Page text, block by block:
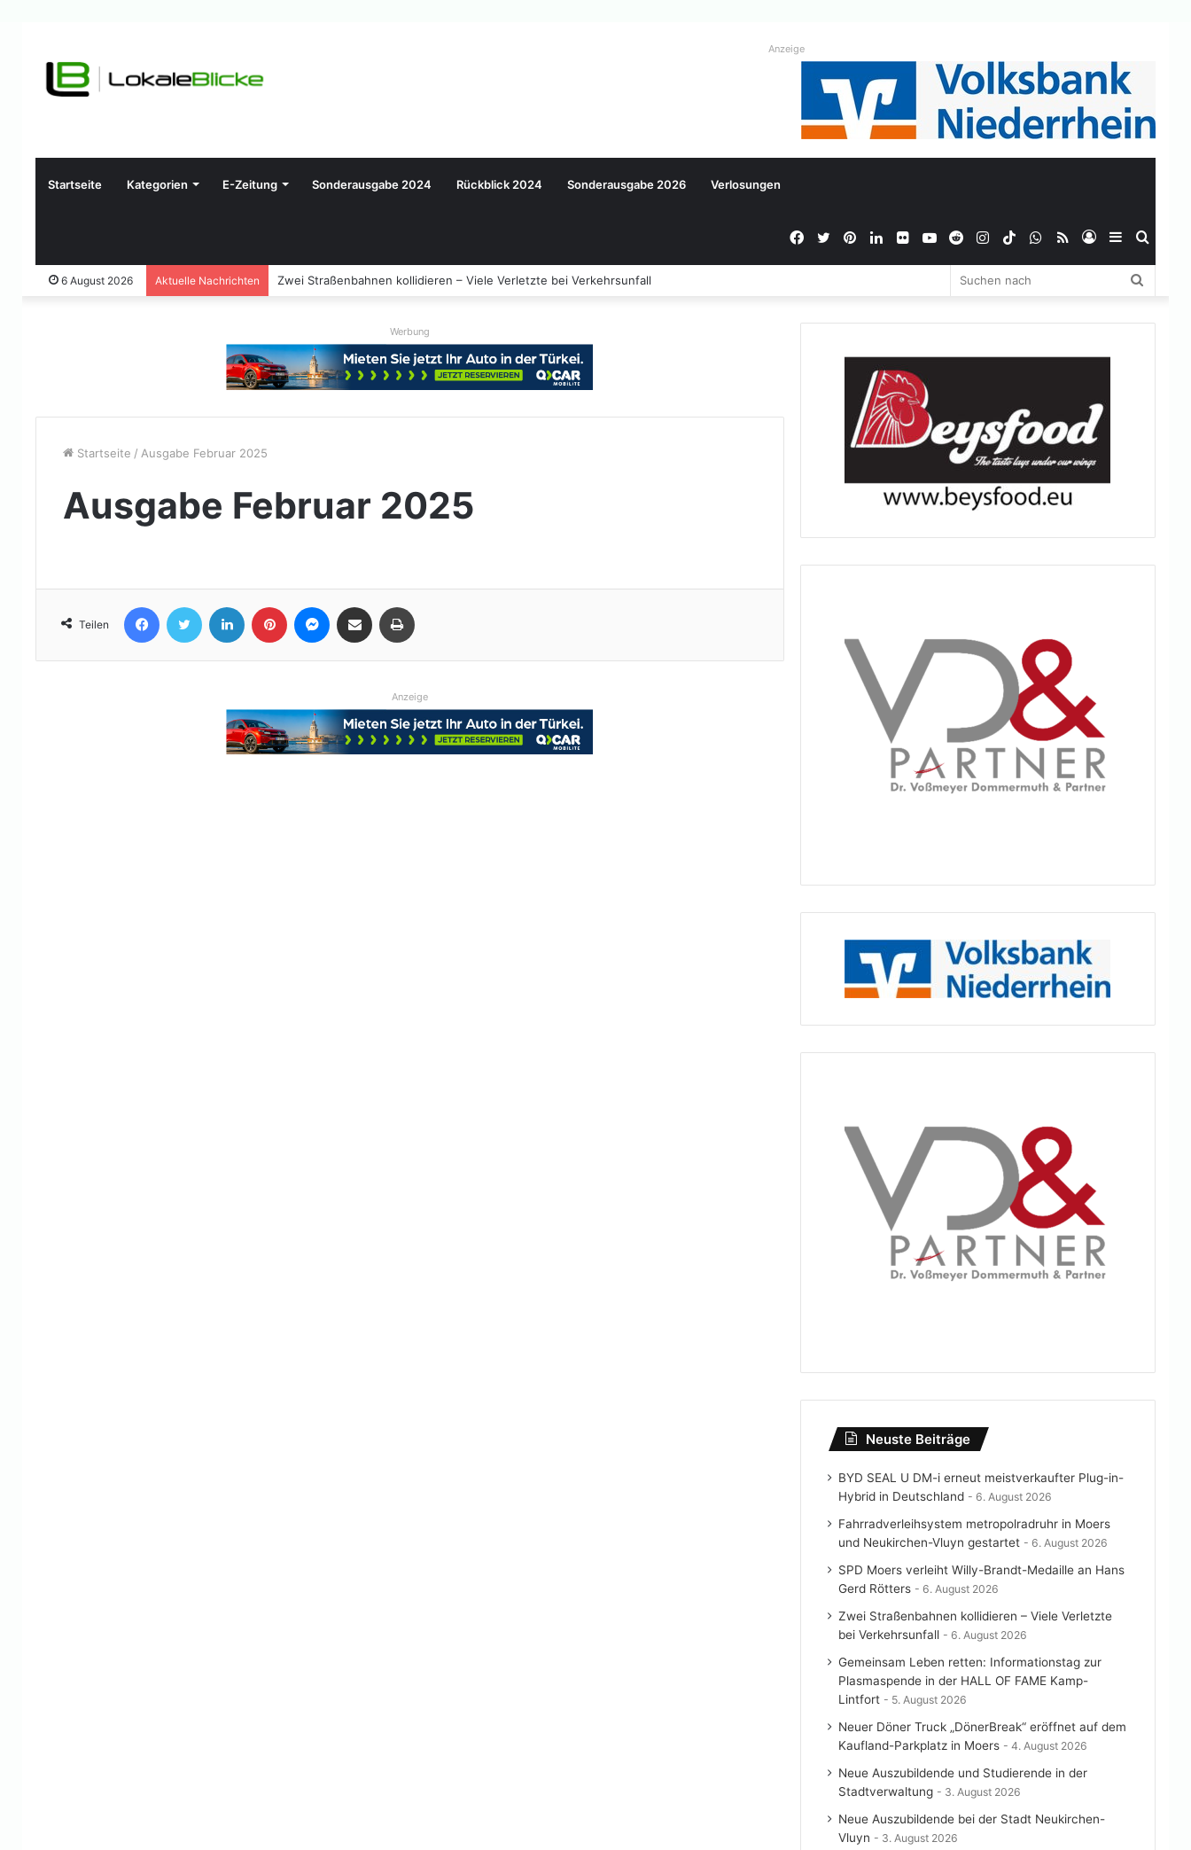
Anzeige
Startseite Kategorien E-Zeitung Sonderausgabe 2024 Rückblick 2024 Sonderausgabe 2026 Verlosungen
Sidebar
Anmelden
RSS
WhatsApp
TikTok
Instagram
Reddit
YouTube
Flickr
LinkedIn
Pinterest
Twitter
Facebook
6 August 2026 Aktuelle Nachrichten Zwei Straßenbahnen kollidieren – Viele Verletzte bei Verkehrsunfall
Werbung
Startseite / Ausgabe Februar 2025
Ausgabe Februar 2025
Teilen
FacebookTwitter LinkedIn Pinterest Messenger
Teile per E-Mail
Anzeige
Neuste Beiträge
BYD SEAL U DM-i erneut meistverkaufter Plug-in-
Hybrid in Deutschland
6. August 2026
Fahrradverleihsystem metropolradruhr in Moers
und Neukirchen-Vluyn gestartet
6. August 2026
SPD Moers verleiht Willy-Brandt-Medaille an Hans
Gerd Rötters
6. August 2026
Zwei Straßenbahnen kollidieren – Viele Verletzte
bei Verkehrsunfall
6. August 2026
Gemeinsam Leben retten: Informationstag zur
Plasmaspende in der HALL OF FAME Kamp-
Lintfort
5. August 2026
Neuer Döner Truck „DönerBreak“ eröffnet auf dem
Kaufland-Parkplatz in Moers
4. August 2026
Neue Auszubildende und Studierende in der
Stadtverwaltung
3. August 2026
Neue Auszubildende bei der Stadt Neukirchen-
Vluyn
3. August 2026